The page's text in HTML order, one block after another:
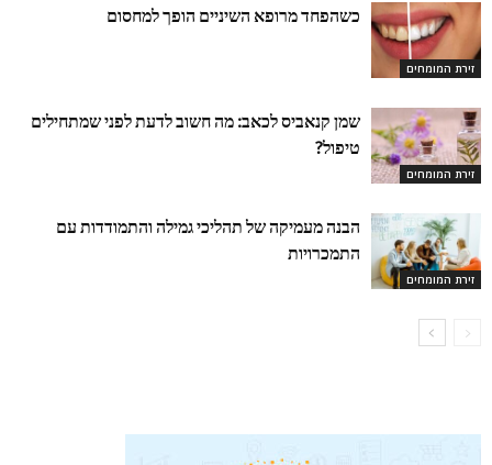
זירת המומחים
כשהפחד מרופא השיניים הופך למחסום
זירת המומחים
שמן קנאביס לכאב: מה חשוב לדעת לפני שמתחילים
טיפול?
זירת המומחים
הבנה מעמיקה של תהליכי גמילה והתמודדות עם
התמכרויות